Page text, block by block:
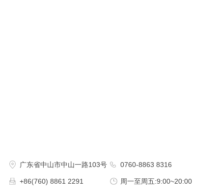
广东省中山市中山一路103号 0760-8863 8316
+86(760) 8861 2291 周一至周五:9:00~20:00